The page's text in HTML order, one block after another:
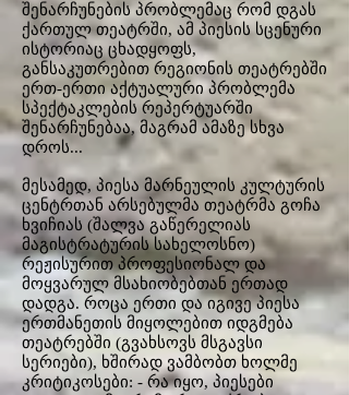
შენარჩუნების პრობლემაც რომ დგას
ქართულ თეატრში, ამ პიესის სცენური
ისტორიაც ცხადყოფს,
განსაკუთრებით რეგიონის თეატრებში
ერთ-ერთი აქტუალური პრობლემა
სპექტაკლების რეპერტუარში
შენარჩუნებაა, მაგრამ ამაზე სხვა
დროს...
მესამედ, პიესა მარნეულის კულტურის
ცენტრთან არსებულმა თეატრმა გოჩა
ხვიჩიას (შალვა გაწერელიას
მაგისტრატურის სახელოსნო)
რეჟისურით პროფესიონალ და
მოყვარულ მსახიობებთან ერთად
დადგა. როცა ერთი და იგივე პიესა
ერთმანეთის მიყოლებით იდგმება
თეატრებში (გვახსოვს მსგავსი
სერიები), ხშირად ვამბობთ ხოლმე
კრიტიკოსები: - რა იყო, პიესები